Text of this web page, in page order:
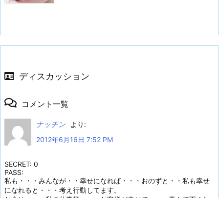
ディスカッション
コメント一覧
ナッチン
より:
2012年6月16日 7:52 PM
SECRET: 0
PASS:
私も・・・みんなが・・幸せになれば・・・おのずと・・私も幸せ
になれると・・・考え行動してます。